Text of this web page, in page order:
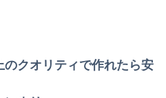
クオリティで作れたら安